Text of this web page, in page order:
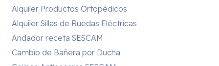
Alquiler Productos Ortopédicos
Alquiler Sillas de Ruedas Eléctricas
Andador receta SESCAM
Cambio de Bañera por Ducha